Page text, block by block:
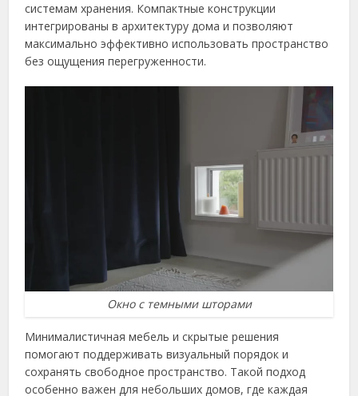
системам хранения. Компактные конструкции
интегрированы в архитектуру дома и позволяют
максимально эффективно использовать пространство
без ощущения перегруженности.
Окно с темными шторами
Минималистичная мебель и скрытые решения
помогают поддерживать визуальный порядок и
сохранять свободное пространство. Такой подход
особенно важен для небольших домов, где каждая